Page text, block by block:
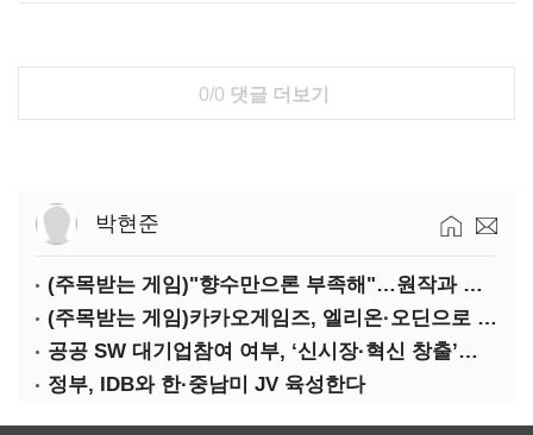
0/0 댓글 더보기
박현준
(주목받는 게임)"향수만으론 부족해"…원작과 차별화 성공한 '리니지M'
(주목받는 게임)카카오게임즈, 엘리온·오딘으로 MMORPG 투트랙 공세
공공 SW 대기업참여 여부, ‘신시장·혁신 창출’도 평가한다
정부, IDB와 한·중남미 JV 육성한다